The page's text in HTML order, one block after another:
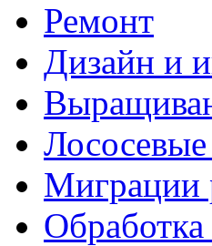
Ремонт
Дизайн и
Миграции